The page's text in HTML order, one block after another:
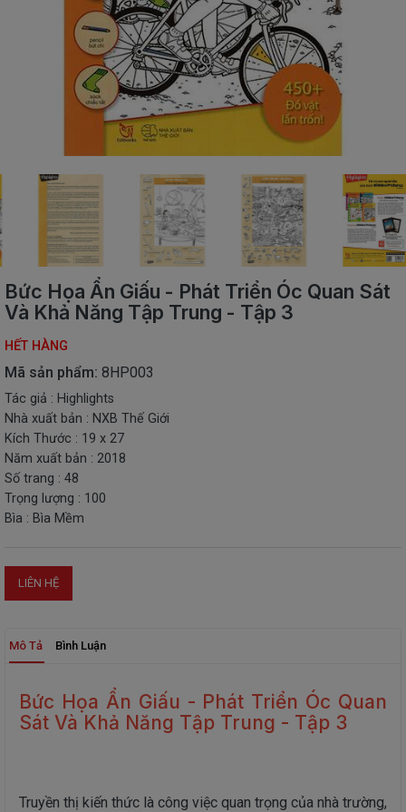
THIẾU
TIẾNG
NGOẠI
NGỮ
VPP
SINH
TẶNG
-
CHƠI
THIẾT
BỊ
STEM
Bức Họa Ẩn Giấu - Phát Triển Óc Quan Sát
Và Khả Năng Tập Trung - Tập 3
HẾT HÀNG
Mã sản phẩm: 8HP003
Tác giả : Highlights
Nhà xuất bản : NXB Thế Giới
Kích Thước : 19 x 27
Năm xuất bản : 2018
Số trang : 48
Trọng lượng : 100
Bìa : Bìa Mềm
LIÊN HỆ
Mô Tả Bình Luận
Bức Họa Ẩn Giấu - Phát Triển Óc Quan
Sát Và Khả Năng Tập Trung - Tập 3
Truyền thị kiến thức là công việc quan trọng của nhà trường,